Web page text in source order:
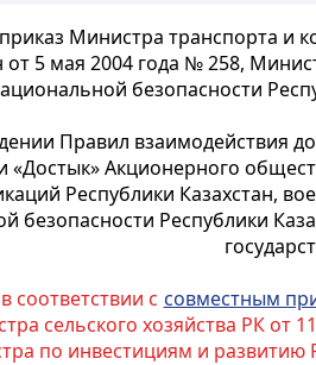
Министра транспорта и
от 5 мая 2004 года № 258,
безопасности
Правил взаимодействия
«Достык» Акционерного
Республики Казахстан,
безопасности Республики
соответствии с совместным
сельского хозяйства РК от
по инвестициям и развитию